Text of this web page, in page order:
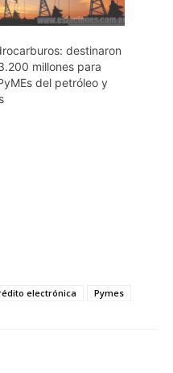
destinaron
millones para
del petróleo y
electrónica Pymes